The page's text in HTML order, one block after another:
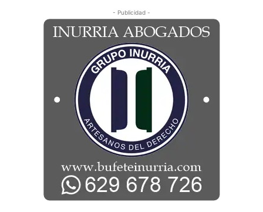
- Publicidad -